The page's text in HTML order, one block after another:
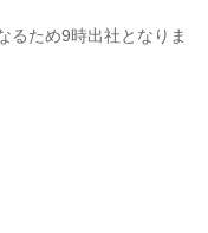
るため9時出社となりま